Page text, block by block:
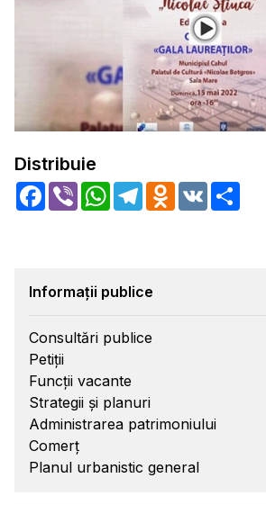
Distribuie
Facebook
Viber WhatsApp
TelegramOdnoklassniki
VK
Informații publice
Consultări publice
Petiții
Funcții vacante
Strategii și planuri
Administrarea patrimoniului
Comerț
Planul urbanistic general